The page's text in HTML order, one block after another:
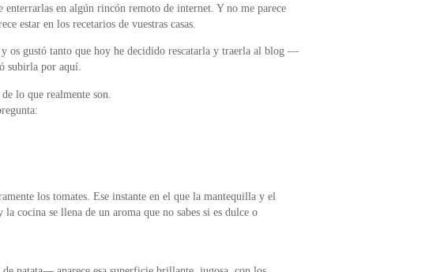
en algún rincón remoto de internet. Y no me parece
estar en los recetarios de vuestras casas.
os gustó tanto que hoy he decidido rescatarla y traerla al blog —
subirla por aquí.
lo que realmente son.
los tomates. Ese instante en el que la mantequilla y el
cocina se llena de un aroma que no sabes si es dulce o